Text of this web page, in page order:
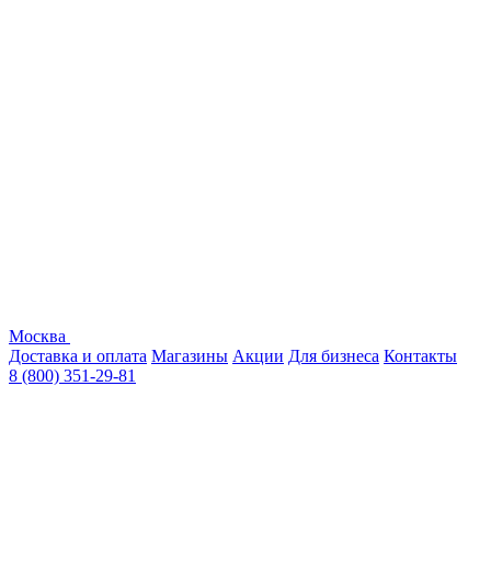
Москва
Доставка и оплата Магазины Акции Для бизнеса Контакты
8 (800) 351-29-81